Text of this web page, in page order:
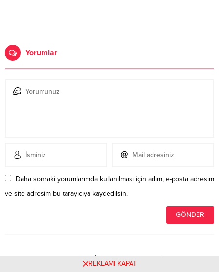
Yorumlar
Daha sonraki yorumlarımda kullanılması için adım, e-posta adresim
ve site adresim bu tarayıcıya kaydedilsin.
Henüz yorum yapılmamış. İlk yorumu yukarıdaki form
aracılığıyla siz yapabilirsiniz.REKLAMI KAPAT